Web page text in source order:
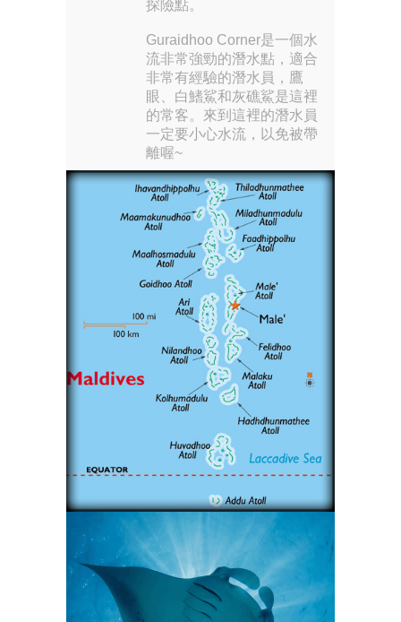
探險點。
Guraidhoo Corner是一個水
流非常強勁的潛水點，適合
非常有經驗的潛水員，鷹
眼、白鰭鯊和灰礁鯊是這裡
的常客。來到這裡的潛水員
一定要小心水流，以免被帶
離喔~